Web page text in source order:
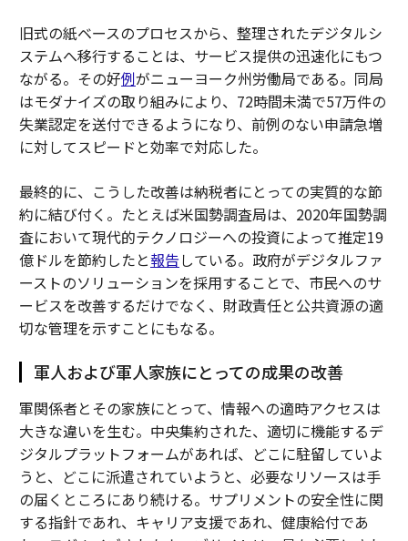
旧式の紙ベースのプロセスから、整理されたデジタルシ
ステムへ移行することは、サービス提供の迅速化にもつ
ながる。その好例がニューヨーク州労働局である。同局
はモダナイズの取り組みにより、72時間未満で57万件の
失業認定を送付できるようになり、前例のない申請急増
に対してスピードと効率で対応した。
最終的に、こうした改善は納税者にとっての実質的な節
約に結び付く。たとえば米国勢調査局は、2020年国勢調
査において現代的テクノロジーへの投資によって推定19
億ドルを節約したと報告している。政府がデジタルファ
ーストのソリューションを採用することで、市民へのサ
ービスを改善するだけでなく、財政責任と公共資源の適
切な管理を示すことにもなる。
軍人および軍人家族にとっての成果の改善
軍関係者とその家族にとって、情報への適時アクセスは
大きな違いを生む。中央集約された、適切に機能するデ
ジタルプラットフォームがあれば、どこに駐留していよ
うと、どこに派遣されていようと、必要なリソースは手
の届くところにあり続ける。サプリメントの安全性に関
する指針であれ、キャリア支援であれ、健康給付であ